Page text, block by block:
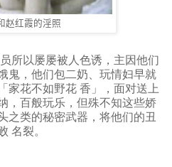
赵红霞的淫照
所以屡屡被人色诱，主因他们
鬼，他们包二奶、玩情妇早就
家花不如野花 香」，面对送上
，百般玩乐，但殊不知这些娇
之类的秘密武器，将他们的丑
名裂。